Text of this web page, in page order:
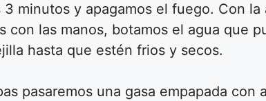
minutos y apagamos el fuego. Con
con las manos, botamos el agua que
hasta que estén frios y secos.
pasaremos una gasa empapada con